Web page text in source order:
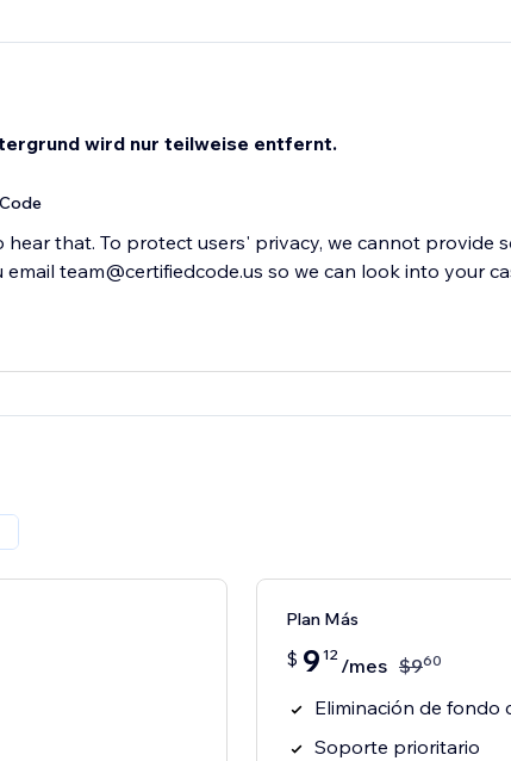
wird nur teilweise entfernt.
hear that. To protect users' privacy, we cannot provide
email team@certifiedcode.us so we can look into your
Plan Más
$ 9 12 /mes $960
Eliminación de fondo
Soporte prioritario